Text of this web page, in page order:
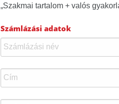
„Szakmai tartalom + valós
Számlázási adatok